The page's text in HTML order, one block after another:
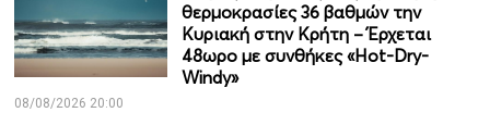
θερμοκρασίες 36 βαθμών την
Κυριακή στην Κρήτη – Έρχεται
48ωρο με συνθήκες «Hot-Dry-
Windy»
08/08/2026 20:00